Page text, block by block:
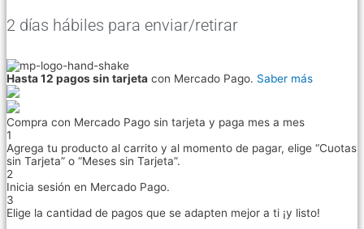
2 días hábiles para enviar/retirar
Hasta 12 pagos sin tarjeta con Mercado Pago. Saber más
Compra con Mercado Pago sin tarjeta y paga mes a mes
1
Agrega tu producto al carrito y al momento de pagar, elige “Cuotas
sin Tarjeta” o “Meses sin Tarjeta”.
2
Inicia sesión en Mercado Pago.
3
Elige la cantidad de pagos que se adapten mejor a ti ¡y listo!